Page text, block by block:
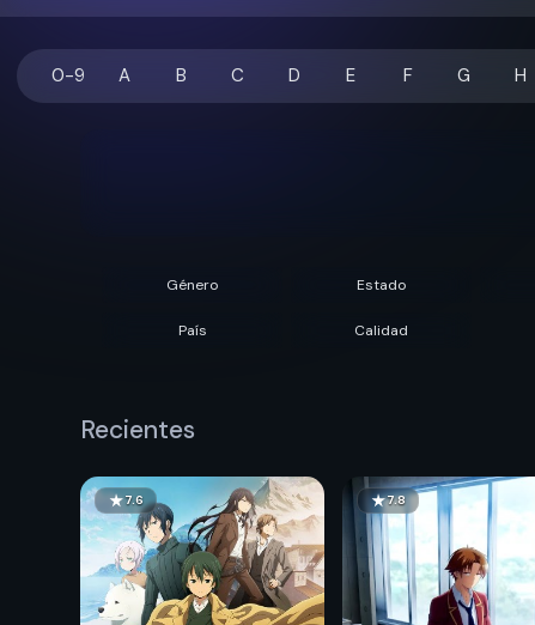
0-9 A B C D E F G H
Género Estado
País Calidad
Recientes
7.6 7.8